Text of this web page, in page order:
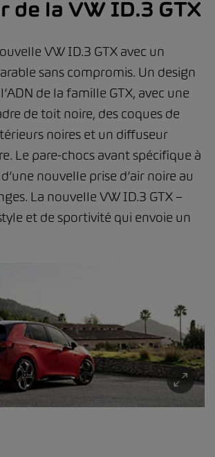
de la VW ID.3 GTX
VW ID.3 GTX avec un
sans compromis. Un design
de la famille GTX, avec une
de toit noire, des coques de
noires et un diffuseur
Le pare-chocs avant spécifique à
nouvelle prise d’air noire au
La nouvelle VW ID.3 GTX –
et de sportivité qui envoie un